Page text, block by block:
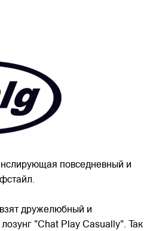
повседневный и
дружелюбный и
"Chat Play Casually". Так